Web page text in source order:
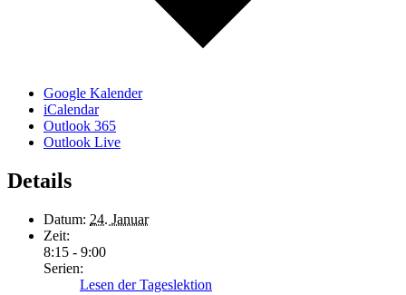
Google Kalender
iCalendar
Outlook 365
Outlook Live
Details
Datum: 24. Januar
Zeit:
8:15 - 9:00
Serien:
Lesen der Tageslektion